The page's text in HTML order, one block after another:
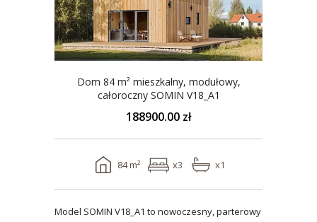
Dom 84 m² mieszkalny, modułowy,
całoroczny SOMIN V18_A1
188900.00 zł
84 m² x3 x1
Model SOMIN V18_A1 to nowoczesny, parterowy